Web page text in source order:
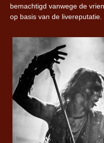
bemachtigd vanwege de
op basis van de livereputatie.